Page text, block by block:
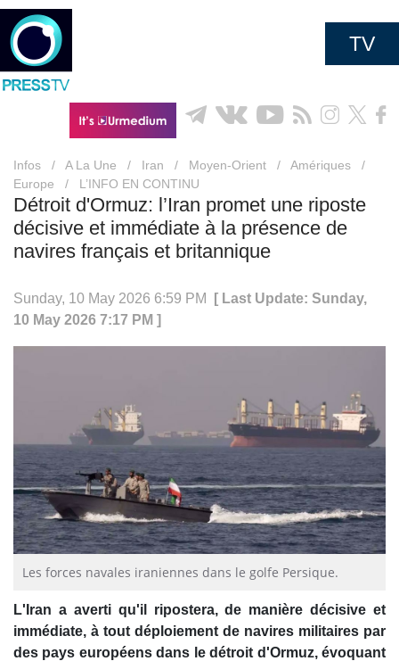
TV
Infos / A La Une / Iran / Moyen-Orient / Amériques
/
Europe
/ L’INFO EN CONTINU
Détroit d'Ormuz: l’Iran promet une riposte
décisive et immédiate à la présence de
navires français et britannique
Sunday, 10 May 2026 6:59 PM
[ Last Update: Sunday,
10 May 2026 7:17 PM ]
Les forces navales iraniennes dans le golfe Persique.
L'Iran a averti qu'il ripostera, de manière décisive et
immédiate, à tout déploiement de navires militaires par
des pays européens dans le détroit d'Ormuz, évoquant